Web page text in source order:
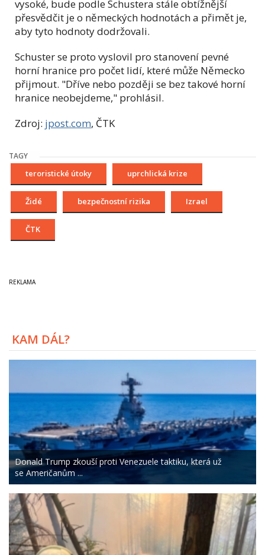
vysoké, bude podle Schustera stále obtížnější
přesvědčit je o německých hodnotách a přimět je,
aby tyto hodnoty dodržovali.
Schuster se proto vyslovil pro stanovení pevné
horní hranice pro počet lidí, které může Německo
přijmout. "Dříve nebo později se bez takové horní
hranice neobejdeme," prohlásil.
Zdroj: jpost.com, ČTK
TAGY
teroristické útoky uprchlická krize
Židé bezpečnostní rizika Izrael
ČTK
KAM DÁL?
Donald Trump zkouší proti Venezuele taktiku, která už
se Američanům ...